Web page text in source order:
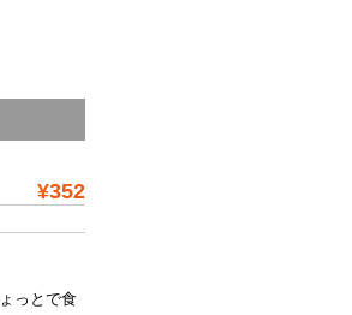
¥352
っとで食